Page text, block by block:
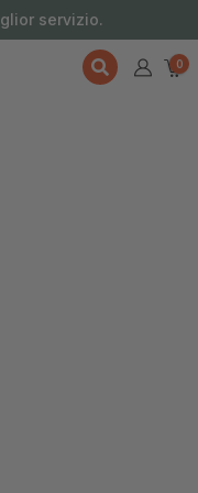
servizio.
0